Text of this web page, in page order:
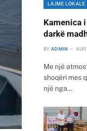
LAJME LOKALE
Kamenica
darkë
BY ADMIN
Me një
shoqëri mes
një nga…